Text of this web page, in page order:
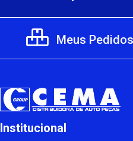
Meus Pedidos
Institucional